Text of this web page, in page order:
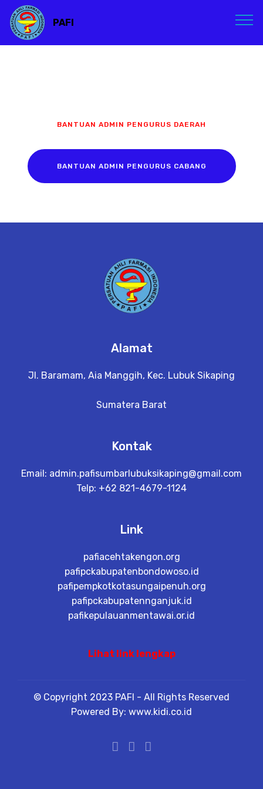
PAFI
BANTUAN ADMIN PENGURUS DAERAH
BANTUAN ADMIN PENGURUS CABANG
Alamat
Jl. Baramam, Aia Manggih, Kec. Lubuk Sikaping
Sumatera Barat
Kontak
Email: admin.pafisumbarlubuksikaping@gmail.com
Telp: +62 821-4679-1124
Link
pafiacehtakengon.org
pafipckabupatenbondowoso.id
pafipempkotkotasungaipenuh.org
pafipckabupatennganjuk.id
pafikepulauanmentawai.or.id
Lihat link lengkap
© Copyright 2023 PAFI - All Rights Reserved
Powered By: www.kidi.co.id